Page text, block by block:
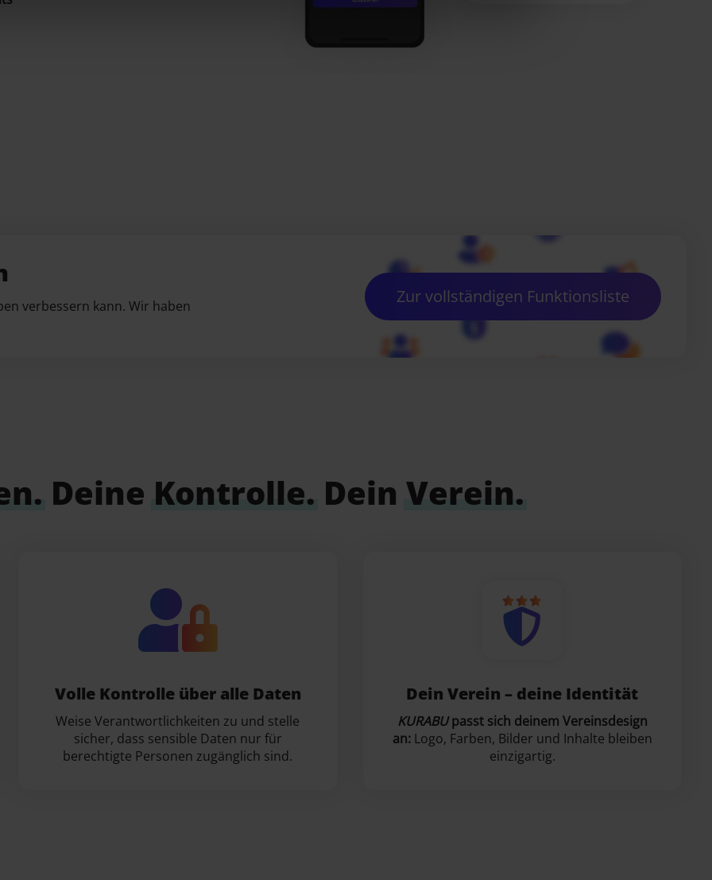
verbessern kann. Wir haben Zur vollständigen Funktionsliste
Deine Kontrolle. Dein Verein.
Volle Kontrolle über alle Daten
Weise Verantwortlichkeiten zu und stelle
sicher, dass sensible Daten nur für
berechtigte Personen zugänglich sind.
Dein Verein – deine Identität
KURABUpasst sich deinem Vereinsdesign
an:Logo, Farben, Bilder und Inhalte bleiben
einzigartig.